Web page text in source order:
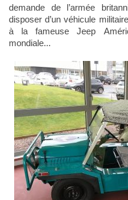
demande de l’armée
disposer d’un véhicule
à la fameuse Jeep
mondiale...